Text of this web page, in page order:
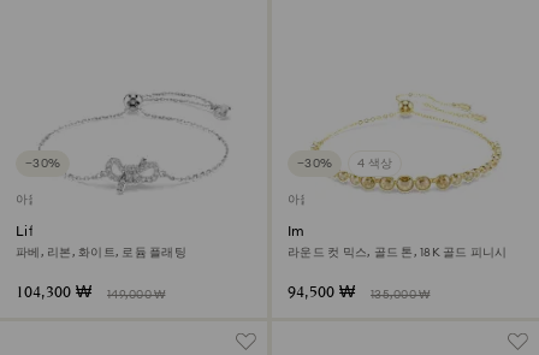
−30%
아울렛
Lifelong 브레이슬릿
파베, 리본, 화이트, 로듐 플래팅
104,300 ₩ 149,000 ₩
−30% 4 색상
아울렛
Imber Emily 브레이슬릿
라운드 컷 믹스, 골드 톤, 18K 골드 피니시
94,500 ₩ 135,000 ₩